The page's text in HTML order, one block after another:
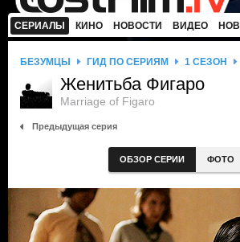
СЕРИАЛЫ КИНО НОВОСТИ ВИДЕО
БЕЗУМЦЫ ГИД ПО СЕРИЯМ 1 СЕЗОН
Женитьба Фигаро
Marriage of Figaro
Предыдущая серия
ОБЗОР СЕРИИ ФОТО